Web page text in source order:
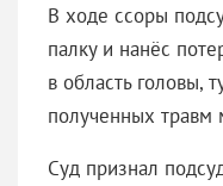
В ходе ссоры
палку и нанёс
в область головы,
полученных травм
Суд признал